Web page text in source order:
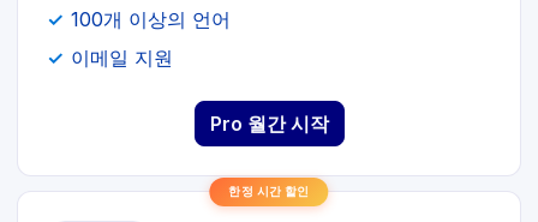
100개 이상의 언어
이메일 지원
Pro 월간 시작
한정 시간 할인